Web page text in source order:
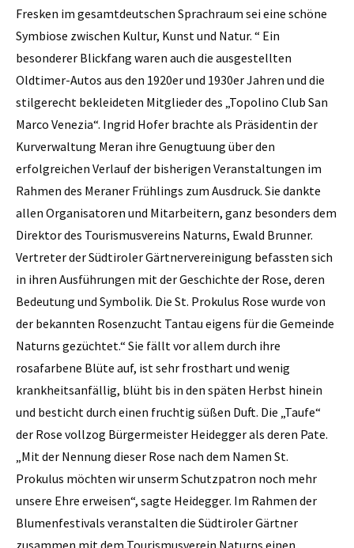
Fresken im gesamtdeutschen Sprachraum sei eine schöne
Symbiose zwischen Kultur, Kunst und Natur. “ Ein
besonderer Blickfang waren auch die ausgestellten
Oldtimer-Autos aus den 1920er und 1930er Jahren und die
stilgerecht bekleideten Mitglieder des „Topolino Club San
Marco Venezia“. Ingrid Hofer brachte als Präsidentin der
Kurverwaltung Meran ihre Genugtuung über den
erfolgreichen Verlauf der bisherigen Veranstaltungen im
Rahmen des Meraner Frühlings zum Ausdruck. Sie dankte
allen Organisatoren und Mitarbeitern, ganz besonders dem
Direktor des Tourismusvereins Naturns, Ewald Brunner.
Vertreter der Südtiroler Gärtnervereinigung befassten sich
in ihren Ausführungen mit der Geschichte der Rose, deren
Bedeutung und Symbolik. Die St. Prokulus Rose wurde von
der bekannten Rosenzucht Tantau eigens für die Gemeinde
Naturns gezüchtet.“ Sie fällt vor allem durch ihre
rosafarbene Blüte auf, ist sehr frosthart und wenig
krankheitsanfällig, blüht bis in den späten Herbst hinein
und besticht durch einen fruchtig süßen Duft. Die „Taufe“
der Rose vollzog Bürgermeister Heidegger als deren Pate.
„Mit der Nennung dieser Rose nach dem Namen St.
Prokulus möchten wir unserm Schutzpatron noch mehr
unsere Ehre erweisen“, sagte Heidegger. Im Rahmen der
Blumenfestivals veranstalten die Südtiroler Gärtner
zusammen mit dem Tourismusverein Naturns einen